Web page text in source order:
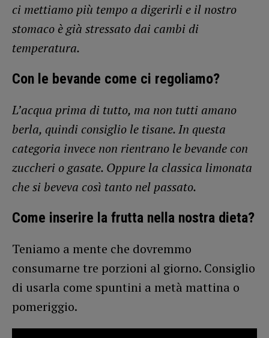
ci mettiamo più tempo a digerirli e il nostro
stomaco è già stressato dai cambi di
temperatura.
Con le bevande come ci regoliamo?
L’acqua prima di tutto, ma non tutti amano
berla, quindi consiglio le tisane. In questa
categoria invece non rientrano le bevande con
zuccheri o gasate. Oppure la classica limonata
che si beveva così tanto nel passato.
Come inserire la frutta nella nostra dieta?
Teniamo a mente che dovremmo
consumarne tre porzioni al giorno. Consiglio
di usarla come spuntini a metà mattina o
pomeriggio.